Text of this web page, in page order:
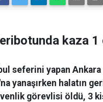
kaza 1
seferini yapan
yanaşırken halatın
görevlisi öldü, 3